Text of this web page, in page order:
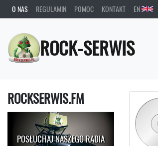
O NAS REGULAMIN POMOC KONTAKT EN
ROCK-SERWIS
ROCKSERWIS.FM
POSŁUCHAJ NASZEGO RADIA